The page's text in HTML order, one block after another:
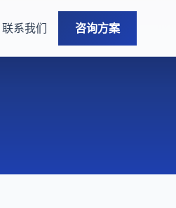
联系我们 咨询方案